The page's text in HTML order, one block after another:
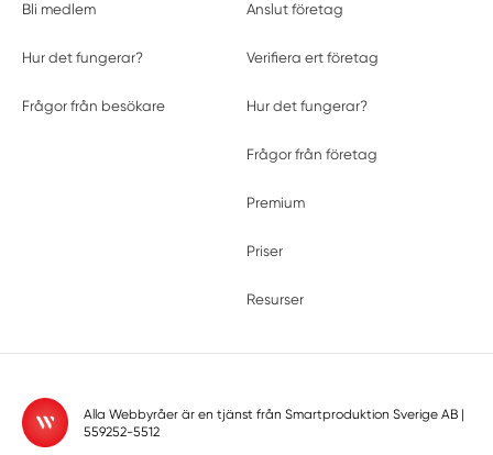
Bli medlem
Hur det fungerar?
Frågor från besökare
Anslut företag
Verifiera ert företag
Hur det fungerar?
Frågor från företag
Premium
Priser
Resurser
Alla Webbyråer är en tjänst från Smartproduktion Sverige AB|
559252-5512